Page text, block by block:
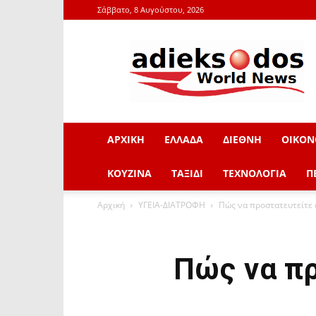
Σάββατο, 8 Αυγούστου, 2026
adieksodos.gr
ΑΡΧΙΚΗ ΕΛΛΑΔΑ ΔΙΕΘΝΗ
ΚΟΥΖΙΝΑ ΤΑΞΙΔΙ ΤΕΧΝΟΛΟΓΙΑ
Αρχική ΥΓΕΙΑ-ΔΙΑΤΡΟΦΗ Πώς να
Πώς να